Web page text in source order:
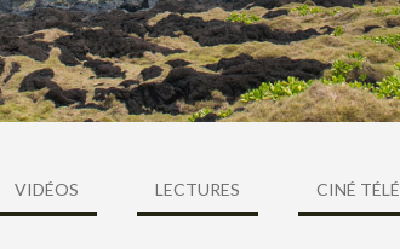
VIDÉOS LECTURES CINÉ TÉLÉ